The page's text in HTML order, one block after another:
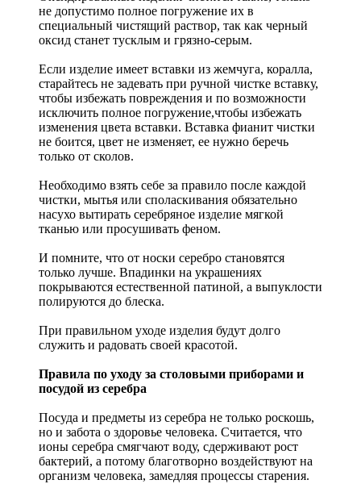
не допустимо полное погружение их в
специальный чистящий раствор, так как черный
оксид станет тусклым и грязно-серым.
Если изделие имеет вставки из жемчуга, коралла,
старайтесь не задевать при ручной чистке вставку,
чтобы избежать повреждения и по возможности
исключить полное погружение,чтобы избежать
изменения цвета вставки. Вставка фианит чистки
не боится, цвет не изменяет, ее нужно беречь
только от сколов.
Необходимо взять себе за правило после каждой
чистки, мытья или споласкивания обязательно
насухо вытирать серебряное изделие мягкой
тканью или просушивать феном.
И помните, что от носки серебро становятся
только лучше. Впадинки на украшениях
покрываются естественной патиной, а выпуклости
полируются до блеска.
При правильном уходе изделия будут долго
служить и радовать своей красотой.
Правила по уходу за столовыми приборами и
посудой из серебра
Посуда и предметы из серебра не только роскошь,
но и забота о здоровье человека. Считается, что
ионы серебра смягчают воду, сдерживают рост
бактерий, а потому благотворно воздействуют на
организм человека, замедляя процессы старения.